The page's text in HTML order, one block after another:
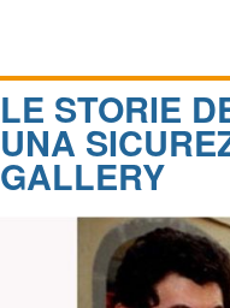
LE STORIE
UNA
GALLERY